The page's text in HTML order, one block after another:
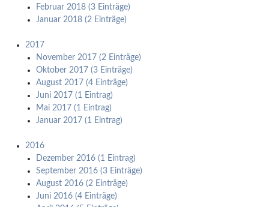
Februar 2018 (3 Einträge)
Januar 2018 (2 Einträge)
2017
November 2017 (2 Einträge)
Oktober 2017 (3 Einträge)
August 2017 (4 Einträge)
Juni 2017 (1 Eintrag)
Mai 2017 (1 Eintrag)
Januar 2017 (1 Eintrag)
2016
Dezember 2016 (1 Eintrag)
September 2016 (3 Einträge)
August 2016 (2 Einträge)
Juni 2016 (4 Einträge)